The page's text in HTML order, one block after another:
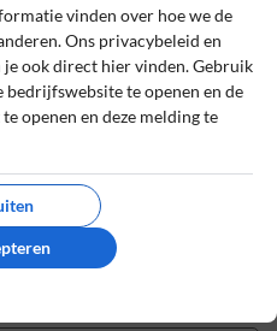
worden niet
zijn gemarkeerd
vinden over hoe we de
Ons privacybeleid en
ook direct hier vinden. Gebruik
bedrijfswebsite te openen en de
openen en deze melding te